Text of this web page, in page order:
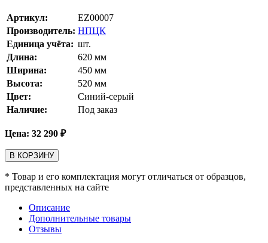
Артикул:
EZ00007
Производитель: НПЦК
Единица учёта: шт.
Длина:
620 мм
Ширина:
450 мм
Высота:
520 мм
Цвет:
Синий-серый
Наличие:
Под заказ
Цена: 32 290 ₽
В КОРЗИНУ
* Товар и его комплектация могут отличаться от образцов,
представленных на сайте
Описание
Дополнительные товары
Отзывы